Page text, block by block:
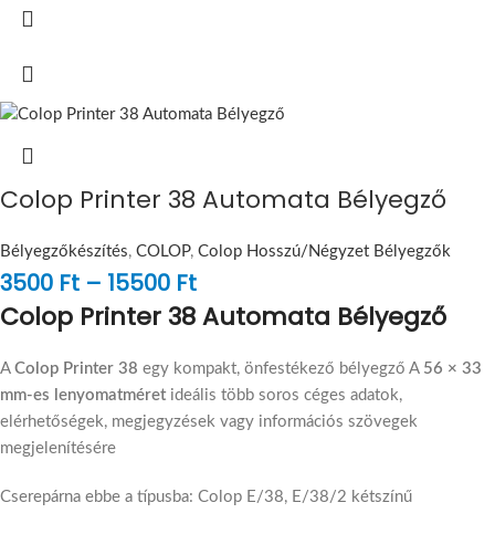
Colop Printer 38 Automata Bélyegző
Bélyegzőkészítés, COLOP, Colop Hosszú/Négyzet Bélyegzők
3500 Ft – 15500 Ft
Colop Printer 38 Automata Bélyegző
A Colop Printer 38 egy kompakt, önfestékező bélyegző A 56 × 33
mm-es lenyomatméretideális több soros céges adatok,
elérhetőségek, megjegyzések vagy információs szövegek
megjelenítésére
Cserepárna ebbe a típusba: Colop E/38, E/38/2 kétszínű